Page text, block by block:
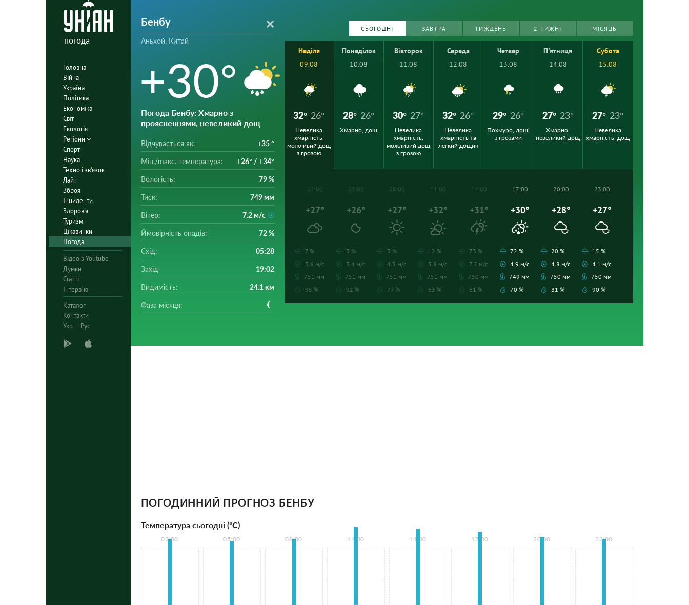
погода
Головна
Війна
Україна
Політика
Економіка
Світ
Екологія
Регіони
Спорт
Наука
Техно і зв'язок
Лайт
Зброя
Інциденти
Здоров'я
Туризм
Цікавинки
Погода
Відео з Youtube
Думки
Статті
Інтерв`ю
Каталог
Контакти
Укр
Рус
Бенбу
Аньхой, Китай
+30°
Погода Бенбу: Хмарно з
проясненнями, невеликий дощ
Відчувається як: +35 °
Мін./mакс. температура: +26° / +34°
Вологість: 79 %
Тиск: 749 мм
Вітер: 7.2 м/с
Ймовірність опадів: 72 %
Схід: 05:28
Захід 19:02
Видимість: 24.1 км
Фаза місяця:
СЬОГОДНІ ЗАВТРА ТИЖДЕНЬ 2 ТИЖНІ МІСЯЦЬ
Неділя
09.08
32° 26°
Невелика
хмарність,
можливий дощ
з грозою
Понеділок
10.08
28° 26°
Хмарно, дощ
Вівторок
11.08
30° 27°
Невелика
хмарність,
можливий дощ
з грозою
Середа
12.08
32° 26°
Невелика
хмарність та
легкий дощик
Четвер
13.08
29° 26°
Похмуро, дощі
з грозами
П'ятниця
14.08
27° 23°
Хмарно,
невеликий дощ
Субота
15.08
27° 23°
Невелика
хмарність, дощ
02:00
+27°
7 %
3.6 м/с
751 мм
95 %
05:00
+26°
3 %
3.4 м/с
751 мм
92 %
08:00
+27°
3 %
4.5 м/с
751 мм
77 %
11:00
+32°
12 %
5.8 м/с
751 мм
63 %
14:00
+31°
73 %
7.2 м/с
750 мм
61 %
17:00
+30°
72 %
4.9 м/с
749 мм
70 %
20:00
+28°
20 %
4.8 м/с
750 мм
81 %
23:00
+27°
15 %
4.1 м/с
750 мм
90 %
ПОГОДИННИЙ ПРОГНОЗ БЕНБУ
Температура сьогодні (°С)
02:00 05:00 08:00 11:00 14:00 17:00 20:00 23:00